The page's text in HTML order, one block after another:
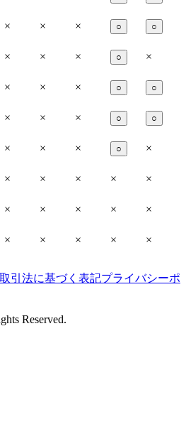
× × × ○ ○
× × × ○
×
× × × ○ ○
× × × ○ ○
× × × ○
×
× × × ×
×
× × × ×
×
× × × ×
×
引法に基づく表記プライバシーポ
Reserved.